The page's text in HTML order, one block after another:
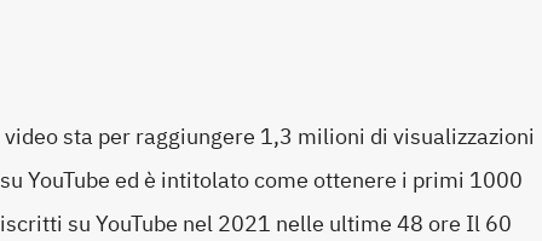
video sta per raggiungere 1,3 milioni di visualizzazioni
su YouTube ed è intitolato come ottenere i primi 1000
iscritti su YouTube nel 2021 nelle ultime 48 ore Il 60